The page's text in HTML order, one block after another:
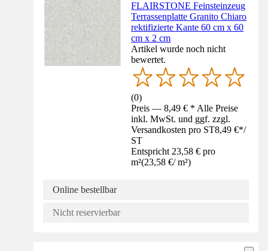
FLAIRSTONE Feinsteinzeug
Terrassenplatte Granito Chiaro
rektifizierte Kante 60 cm x 60
cm x 2 cm
Artikel wurde noch nicht
bewertet.
(0)
Preis — 8,49 € * Alle Preise
inkl. MwSt. und ggf. zzgl.
Versandkosten pro ST8,49 €*/
ST
Entspricht 23,58 € pro
m²(23,58 €/ m²)
Online bestellbar
Nicht reservierbar